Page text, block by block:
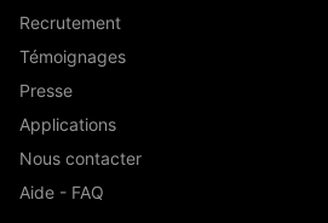
Recrutement
Témoignages
Presse
Applications
Nous contacter
Aide - FAQ